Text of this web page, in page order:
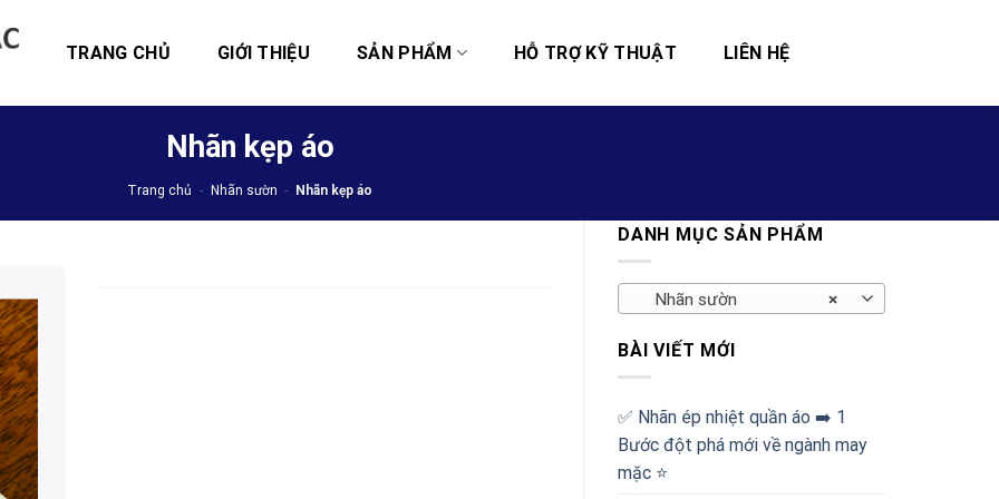
TRANG CHỦ GIỚI THIỆU SẢN PHẨM HỖ TRỢ KỸ THUẬT LIÊN HỆ
Nhãn kẹp áo
Trang chủ - Nhãn sườn - Nhãn kẹp áo
DANH MỤC SẢN PHẨM
×
Nhãn sườn
BÀI VIẾT MỚI
✅‪ Nhãn ép nhiệt quần áo ➡️ 1
Bước đột phá mới về ngành may
mặc ⭐️